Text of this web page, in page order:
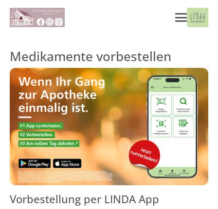
Medikamente vorbestellen
Vorbestellung per LINDA App